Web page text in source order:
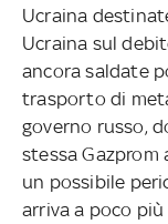
Ucraina
Ucraina sul
ancora saldate
trasporto di
governo russo,
stessa
un possibile
arriva a poco